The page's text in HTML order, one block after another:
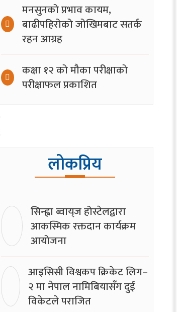
मनसुनको प्रभाव कायम,
बाढीपहिरोको जोखिमबाट सतर्क
रहन आग्रह
कक्षा १२ को मौका परीक्षाको
परीक्षाफल प्रकाशित
लोकप्रिय
सिन्ह्वा ब्वाय्‌ज होस्टेलद्वारा
आकस्मिक रक्तदान कार्यक्रम
आयोजना
आइसिसी विश्वकप क्रिकेट लिग–
२ मा नेपाल नामिबियासँग दुई
विकेटले पराजित